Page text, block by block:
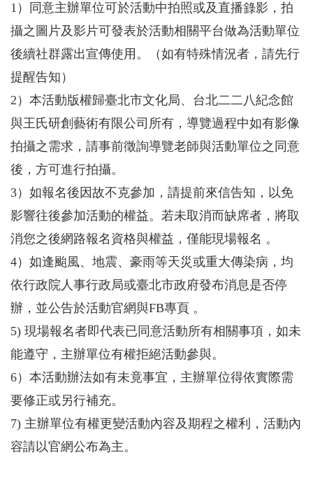
1）同意主辦單位可於活動中拍照或及直播錄影，拍
攝之圖片及影片可發表於活動相關平台做為活動單位
後續社群露出宣傳使用。（如有特殊情況者，請先行
提醒告知）
2）本活動版權歸臺北市文化局、台北二二八紀念館
與王氏研創藝術有限公司所有，導覽過程中如有影像
拍攝之需求，請事前徵詢導覽老師與活動單位之同意
後，方可進行拍攝。
3）如報名後因故不克參加，請提前來信告知，以免
影響往後參加活動的權益。若未取消而缺席者，將取
消您之後網路報名資格與權益，僅能現場報名 。
4）如逢颱風、地震、豪雨等天災或重大傳染病，均
依行政院人事行政局或臺北市政府發布消息是否停
辦，並公告於活動官網與FB專頁 。
5) 現場報名者即代表已同意活動所有相關事項，如未
能遵守，主辦單位有權拒絕活動參與。
6）本活動辦法如有未竟事宜，主辦單位得依實際需
要修正或另行補充。
7) 主辦單位有權更變活動內容及期程之權利，活動內
容請以官網公布為主。